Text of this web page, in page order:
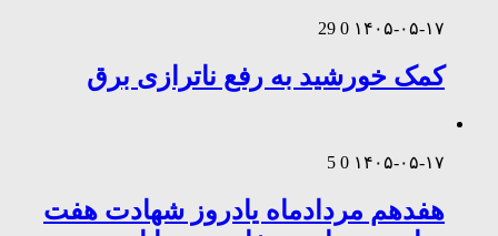
۱۴۰۵-۰۵-۱۷ 0
29
کمک خورشید به رفع ناترازی برق
۱۴۰۵-۰۵-۱۷ 0
5
هفدهم مردادماه یادروز شهادت هفت